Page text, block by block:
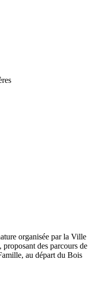
organisée par la Ville
des parcours de
au départ du Bois